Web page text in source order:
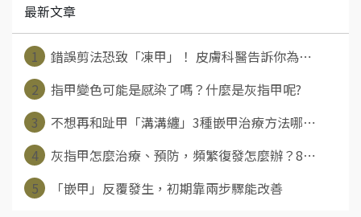
最新文章
1
錯誤剪法恐致「凍甲」！ 皮膚科醫告訴你為⋯
2
指甲變色可能是感染了嗎？什麼是灰指甲呢?
3
不想再和趾甲「溝溝纏」3種嵌甲治療方法哪⋯
4
灰指甲怎麼治療、預防，頻繁復發怎麼辦？8⋯
5
「嵌甲」反覆發生，初期靠兩步驟能改善